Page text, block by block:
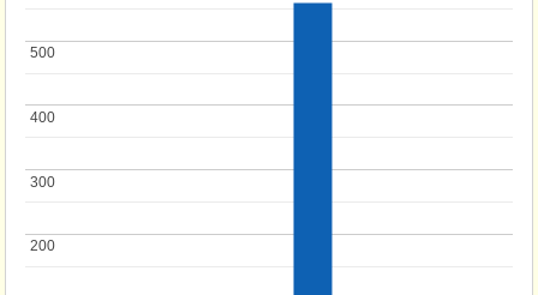
200
200
300
300
400
400
500
500